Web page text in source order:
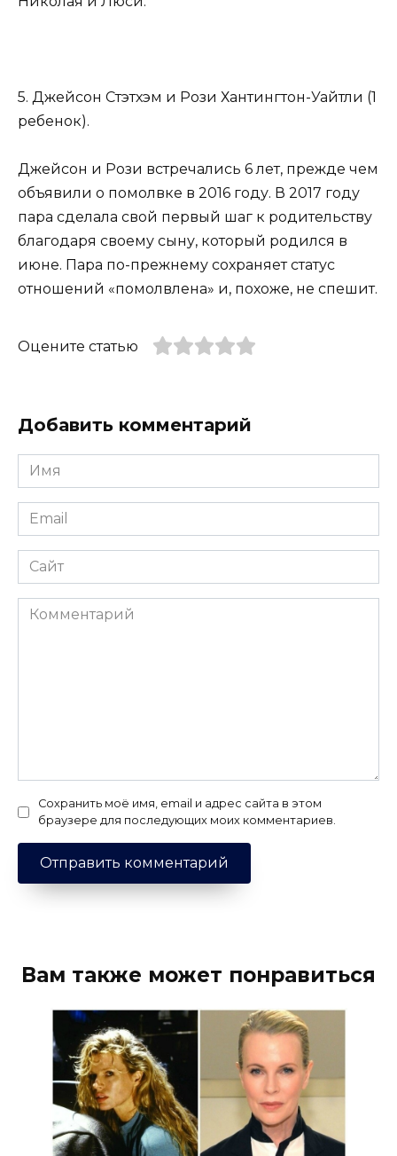
5. Джейсон Стэтхэм и Рози Хантингтон-Уайтли (1
ребенок).
Джейсон и Рози встречались 6 лет, прежде чем
объявили о помолвке в 2016 году. В 2017 году
пара сделала свой первый шаг к родительству
благодаря своему сыну, который родился в
июне. Пара по-прежнему сохраняет статус
отношений «помолвлена» и, похоже, не спешит.
Оцените статью
Добавить комментарий
Имя
*
Email
*
Сайт
Комментарий
Сохранить моё имя, email и адрес сайта в этом
браузере для последующих моих комментариев.
Вам также может понравиться